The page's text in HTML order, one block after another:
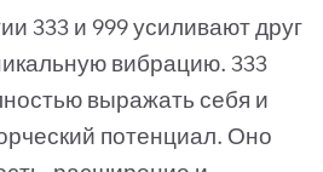
333 и 999 усиливают друг
вибрацию. 333
выражать себя и
потенциал. Оно